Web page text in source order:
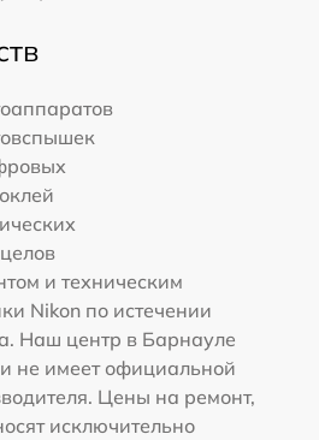
и техническим
Nikon по истечении
Наш центр в Барнауле
не имеет официальной
Цены на ремонт,
исключительно